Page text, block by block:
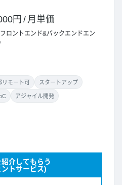
円 / 月単価
フロントエンド&バックエンドエン
リモート可 スタートアップ
アジャイル開発
介してもらう
トサービス)